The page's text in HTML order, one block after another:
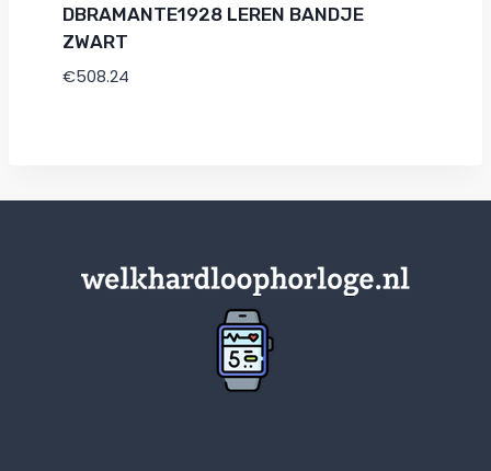
DBRAMANTE1928 LEREN BANDJE
ZWART
€508.24